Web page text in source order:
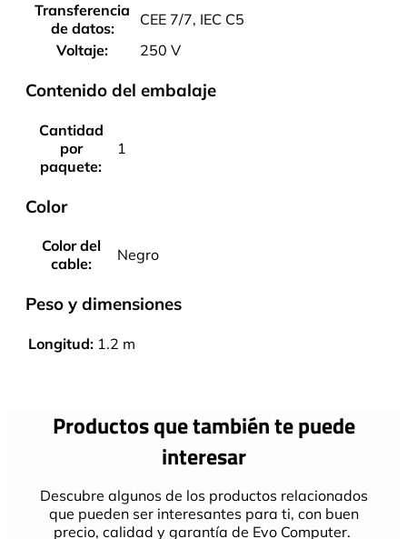
Transferencia
de datos:
CEE 7/7, IEC C5
Voltaje:
250 V
Contenido del embalaje
Cantidad
por
paquete:
1
Color
Color del
cable:
Negro
Peso y dimensiones
Longitud: 1.2 m
Productos que también te puede
interesar
Descubre algunos de los productos relacionados
que pueden ser interesantes para ti, con buen
precio, calidad y garantía de Evo Computer.